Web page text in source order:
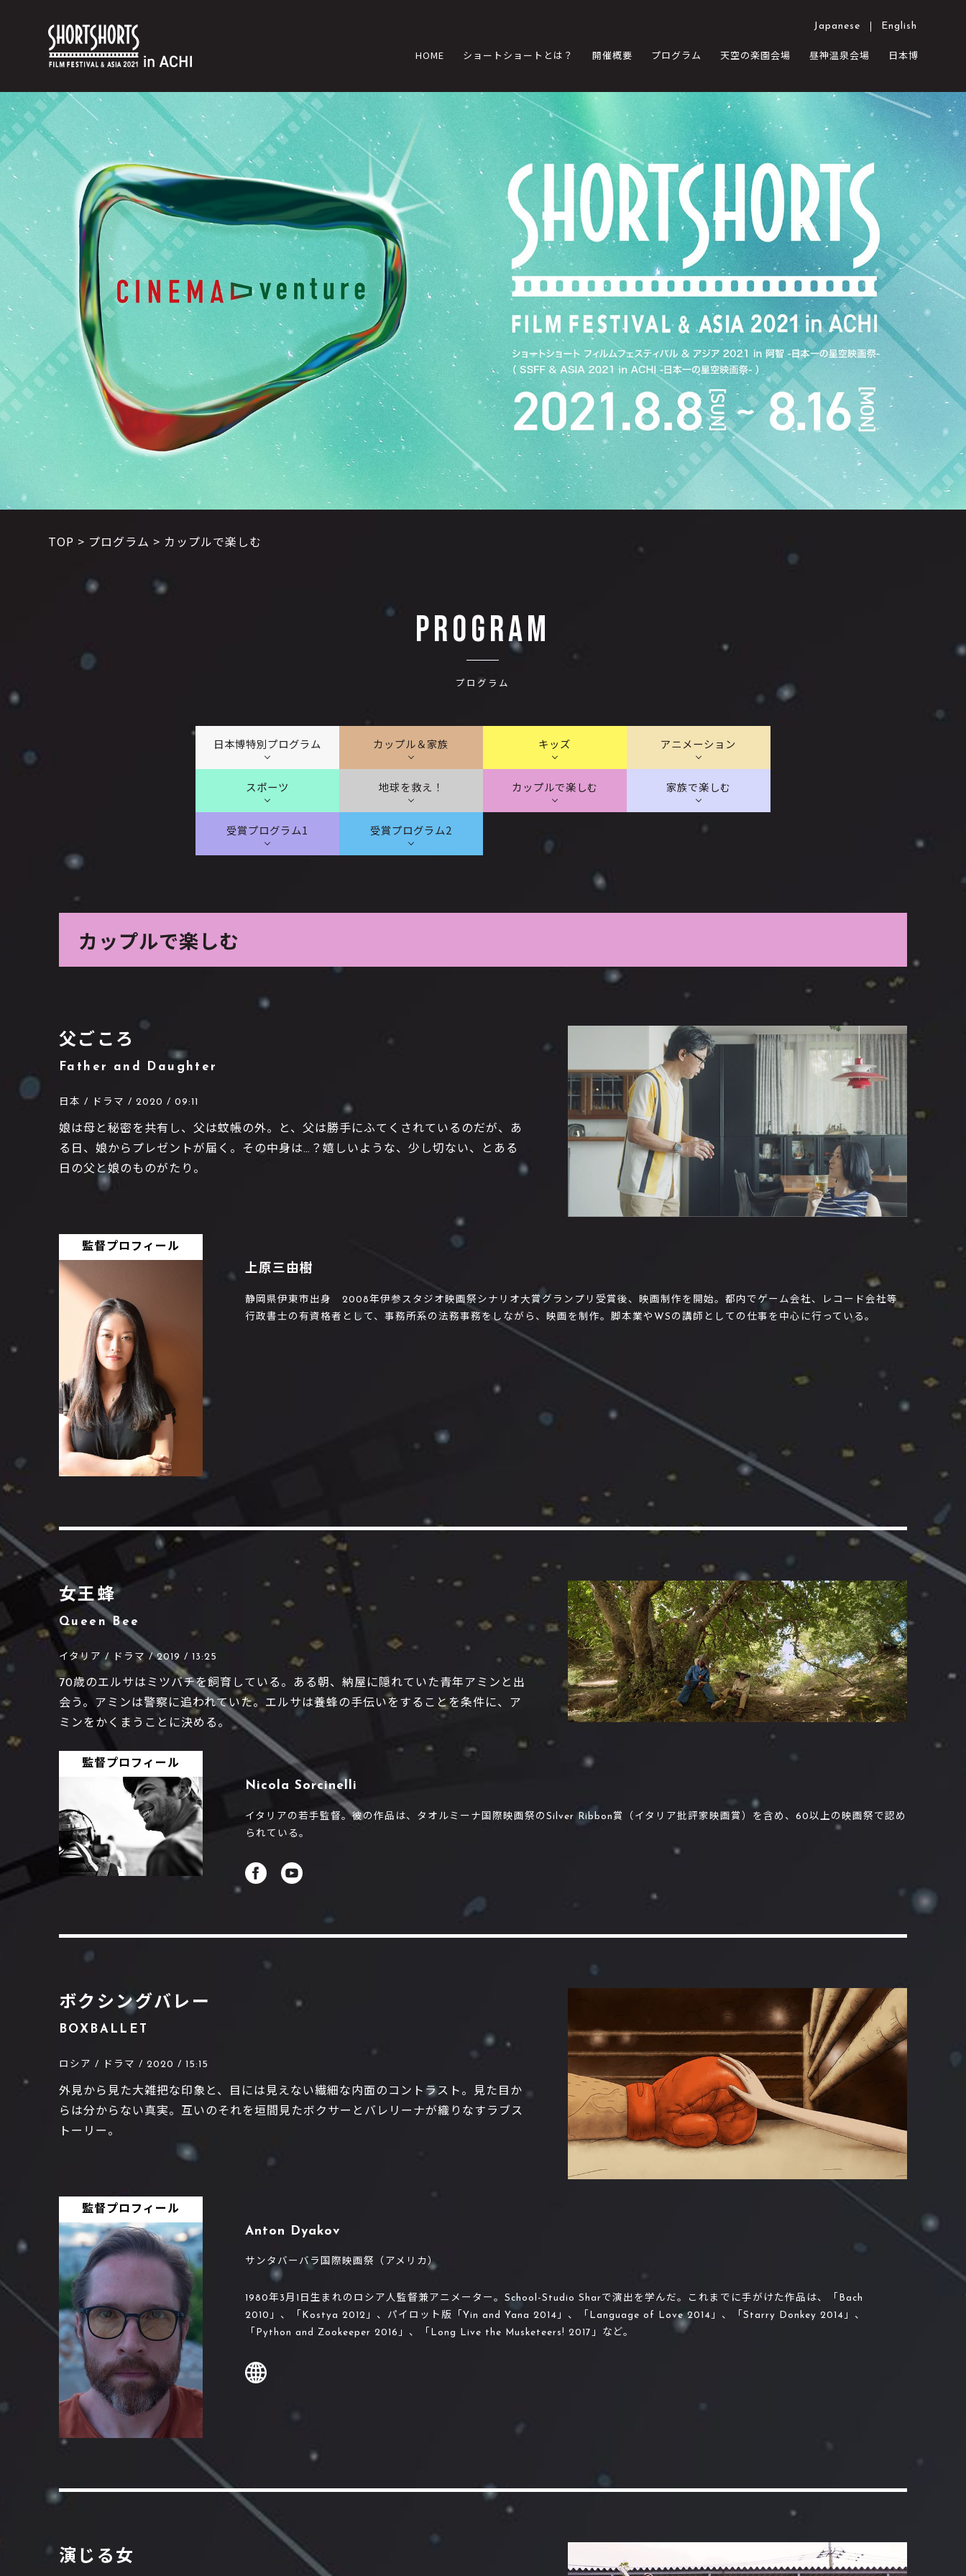
Japanese English
HOME ショートショートとは？ 開催概要 プログラム 天空の楽園会場 昼神温泉会場 日本博
TOP > プログラム > カップルで楽しむ
PROGRAM
プログラム
日本博特別プログラム カップル＆家族 キッズ アニメーション
スポーツ 地球を救え！ カップルで楽しむ 家族で楽しむ
受賞プログラム1 受賞プログラム2
カップルで楽しむ
父ごころ
Father and Daughter
日本 / ドラマ / 2020 / 09:11
娘は母と秘密を共有し、父は蚊帳の外。と、父は勝手にふてくされているのだが、あ
る日、娘からプレゼントが届く。その中身は…？嬉しいような、少し切ない、とある
日の父と娘のものがたり。
監督プロフィール
上原三由樹
静岡県伊東市出身 2008年伊参スタジオ映画祭シナリオ大賞グランプリ受賞後、映画制作を開始。都内でゲーム会社、レコード会社等
行政書士の有資格者として、事務所系の法務事務をしながら、映画を制作。脚本業やWSの講師としての仕事を中心に行っている。
女王蜂
Queen Bee
イタリア / ドラマ / 2019 / 13:25
70歳のエルサはミツバチを飼育している。ある朝、納屋に隠れていた青年アミンと出
会う。アミンは警察に追われていた。エルサは養蜂の手伝いをすることを条件に、ア
ミンをかくまうことに決める。
監督プロフィール
Nicola Sorcinelli
イタリアの若手監督。彼の作品は、タオルミーナ国際映画祭のSilver Ribbon賞（イタリア批評家映画賞）を含め、60以上の映画祭で認め
られている。
ボクシングバレー
BOXBALLET
ロシア / ドラマ / 2020 / 15:15
外見から見た大雑把な印象と、目には見えない繊細な内面のコントラスト。見た目か
らは分からない真実。互いのそれを垣間見たボクサーとバレリーナが織りなすラブス
トーリー。
監督プロフィール
Anton Dyakov
サンタバーバラ国際映画祭（アメリカ）
1980年3月1日生まれのロシア人監督兼アニメーター。School-Studio Sharで演出を学んだ。これまでに手がけた作品は、「Bach
2010」、「Kostya 2012」、パイロット版「Yin and Yana 2014」、「Language of Love 2014」、「Starry Donkey 2014」、
「Python and Zookeeper 2016」、「Long Live the Musketeers! 2017」など。
演じる女